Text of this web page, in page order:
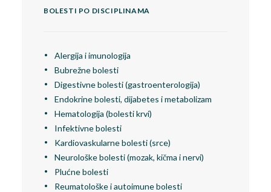
BOLESTI PO DISCIPLINAMA
Alergija i imunologija
Bubrežne bolesti
Digestivne bolesti (gastroenterologija)
Endokrine bolesti, dijabetes i metabolizam
Hematologija (bolesti krvi)
Infektivne bolesti
Kardiovaskularne bolesti (srce)
Neurološke bolesti (mozak, kičma i nervi)
Plućne bolesti
Reumatološke i autoimune bolesti